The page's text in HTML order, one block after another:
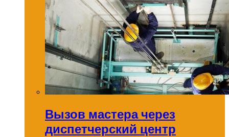
Вызов мастера через
диспетчерский центр